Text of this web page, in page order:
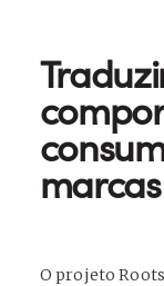
O projeto